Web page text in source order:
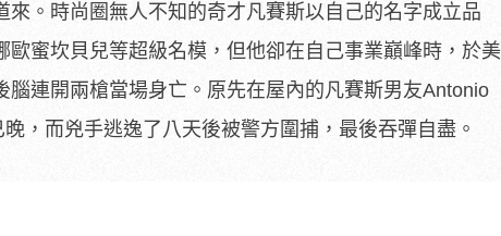
。時尚圈無人不知的奇才凡賽斯以自己的名字成立品
蜜坎貝兒等超級名模，但他卻在自己事業巔峰時，於美
腦連開兩槍當場身亡。原先在屋內的凡賽斯男友Antonio
，而兇手逃逸了八天後被警方圍捕，最後吞彈自盡。